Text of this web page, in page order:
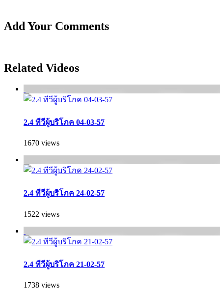
Add Your Comments
Related Videos
2.4 ทีวีผู้บริโภค 04-03-57
1670 views
2.4 ทีวีผู้บริโภค 24-02-57
1522 views
2.4 ทีวีผู้บริโภค 21-02-57
1738 views